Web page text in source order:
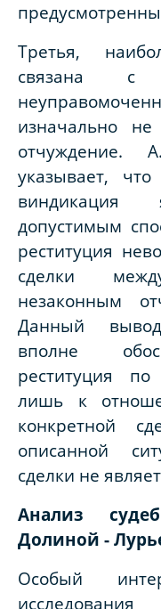
Третья,
связана с
изначально
отчуждение.
указывает,
виндикация
допустимым
реституция
сделки
незаконным
Данный
вполне
реституция
лишь к
конкретной
описанной
сделки не
Анализ
Долиной -
Особый